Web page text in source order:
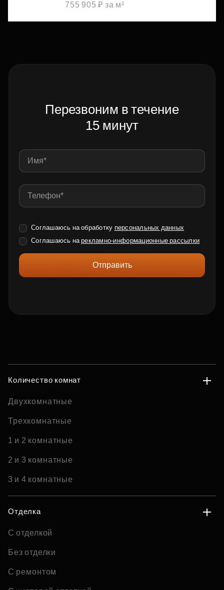
755 905 ₽ за м²
Перезвоним в течение
15 минут
Соглашаюсь на обработку персональных данных
Соглашаюсь нарекламно-информационные рассылки
Отправить
Количество комнат
Двухкомнатные
Трехкомнатные
1 и 2 комнатные
2 и 3 комнатные
3 и 4 комнатные
Отделка
С отделкой
Без отделки
С ремонтом